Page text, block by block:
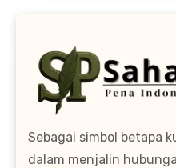
Sebagai simbol betapa
dalam menjalin